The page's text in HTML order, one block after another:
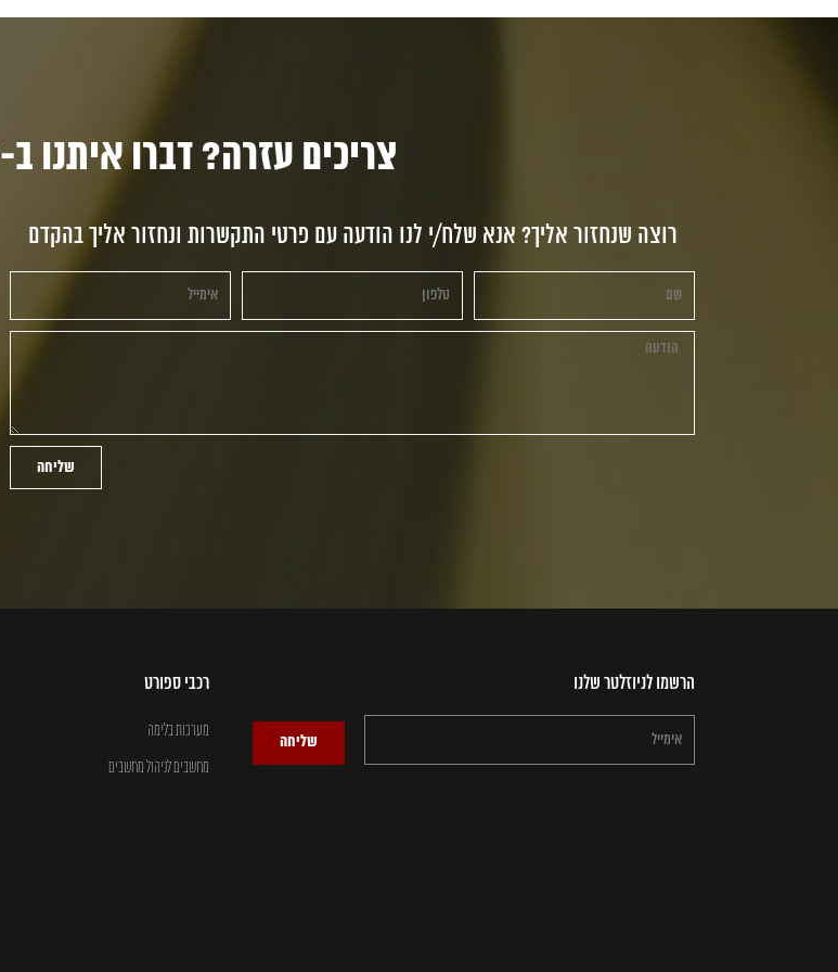
צריכים עזרה? דברו איתנו ב-03-5566419
רוצה שנחזור אליך? אנא שלח/י לנו הודעה עם פרטי התקשרות ונחזור אליך בהקדם
שליחה
הרשמו לניוזלטר שלנו
שליחה
רכבי ספורט
מערכות בלימה
מחשבים לניהול מחשבים